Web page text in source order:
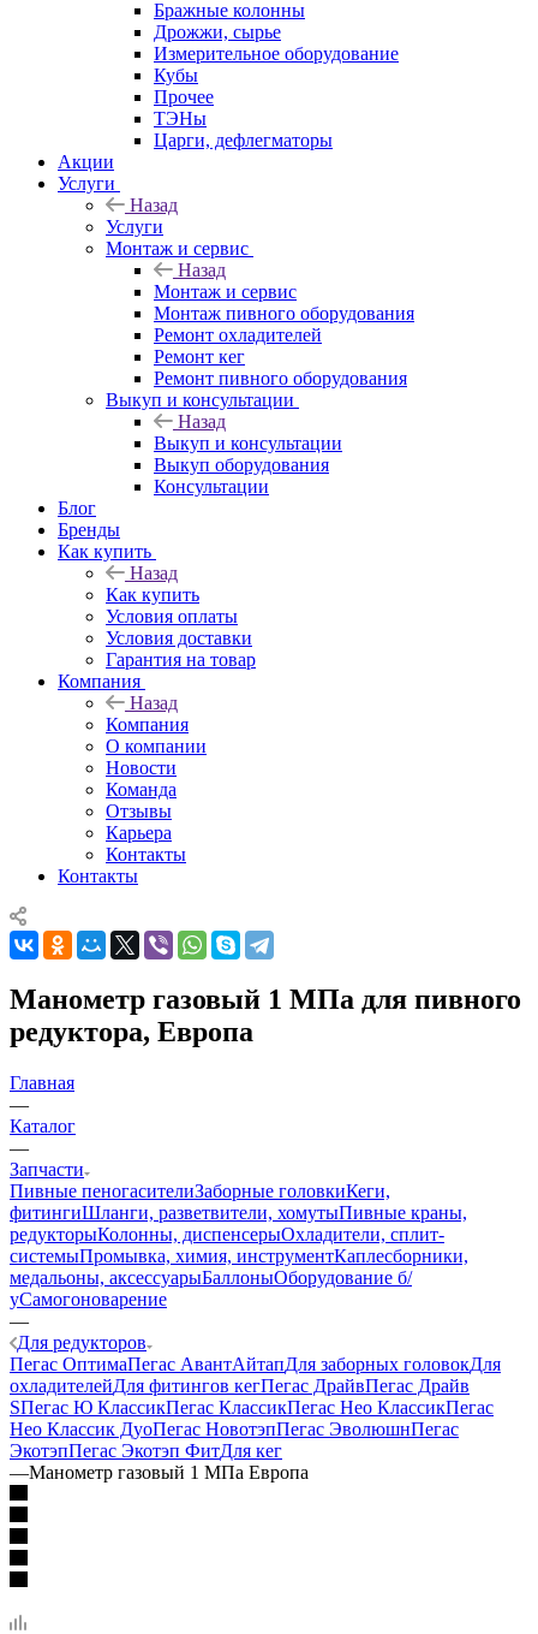
Бражные колонны
Дрожжи, сырье
Измерительное оборудование
Кубы
Прочее
ТЭНы
Царги, дефлегматоры
Акции
Услуги
Назад
Услуги
Монтаж и сервис
Назад
Монтаж и сервис
Монтаж пивного оборудования
Ремонт охладителей
Ремонт кег
Ремонт пивного оборудования
Выкуп и консультации
Назад
Выкуп и консультации
Выкуп оборудования
Консультации
Блог
Бренды
Как купить
Назад
Как купить
Условия оплаты
Условия доставки
Гарантия на товар
Компания
Назад
Компания
О компании
Новости
Команда
Отзывы
Карьера
Контакты
Контакты
Манометр газовый 1 МПа для пивного
редуктора, Европа
Главная
—
Каталог
—
Запчасти
Пивные пеногасителиЗаборные головкиКеги,
фитингиШланги, разветвители, хомутыПивные краны,
редукторыКолонны, диспенсерыОхладители, сплит-
системыПромывка, химия, инструментКаплесборники,
медальоны, аксессуарыБаллоныОборудование б/
уСамогоноварение
—
Для редукторов
Пегас ОптимаПегас АвантАйтапДля заборных головокДля
охладителейДля фитингов кегПегас ДрайвПегас Драйв
SПегас Ю КлассикПегас КлассикПегас Нео КлассикПегас
Нео Классик ДуоПегас НовотэпПегас ЭволюшнПегас
ЭкотэпПегас Экотэп ФитДля кег
—Манометр газовый 1 МПа Европа